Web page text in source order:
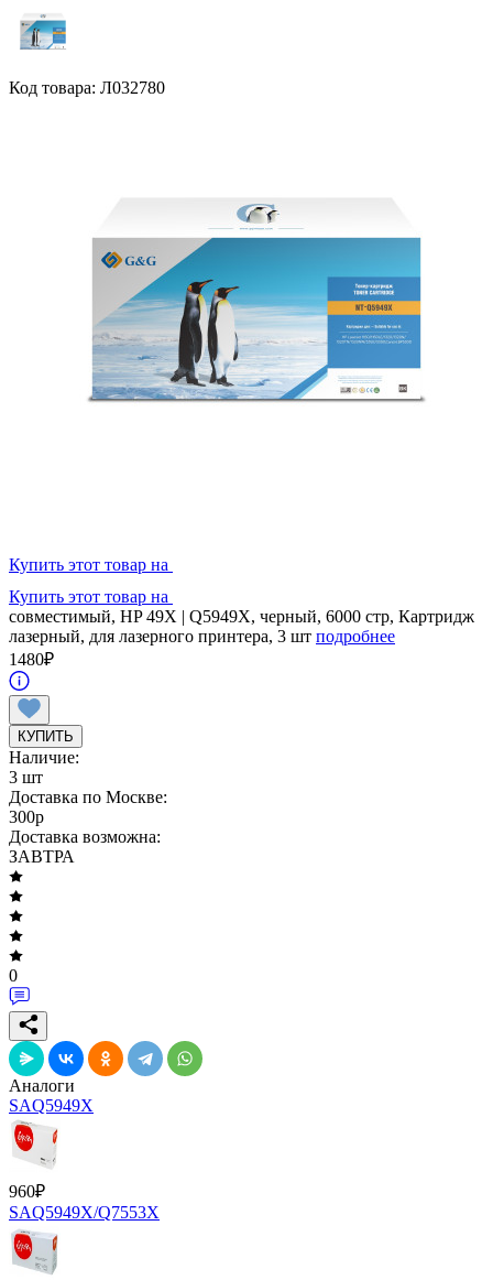
Код товара: Л032780
Купить этот товар на
Купить этот товар на
совместимый, HP 49X | Q5949X, черный, 6000 стр, Картридж
лазерный, для лазерного принтера, 3 шт подробнее
1480₽
КУПИТЬ
Наличие:
3 шт
Доставка по Москве:
300p
Доставка возможна:
ЗАВТРА
0
Аналоги
SAQ5949X
960₽
SAQ5949X/Q7553X